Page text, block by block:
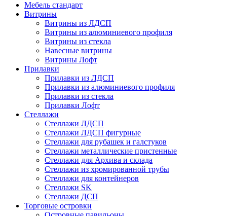
Мебель стандарт
Витрины
Витрины из ЛДСП
Витрины из алюминиевого профиля
Витрины из стекла
Навесные витрины
Витрины Лофт
Прилавки
Прилавки из ЛДСП
Прилавки из алюминиевого профиля
Прилавки из стекла
Прилавки Лофт
Стеллажи
Стеллажи ЛДСП
Стеллажи ЛДСП фигурные
Стеллажи для рубашек и галстуков
Стеллажи металлические пристенные
Стеллажи для Архива и склада
Стеллажи из хромированной трубы
Стеллажи для контейнеров
Стеллажи SK
Стеллажи ДСП
Торговые островки